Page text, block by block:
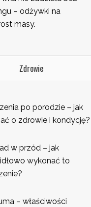
– odżywki na
masy.
Zdrowie
po porodzie – jak
o zdrowie i kondycję?
w przód – jak
wykonać to
– właściwości